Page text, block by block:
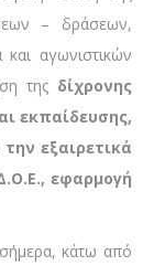
– δράσεων,
αγωνιστικών
της δίχρονης
εκπαίδευσης,
εξαιρετικά
εφαρμογή
κάτω από